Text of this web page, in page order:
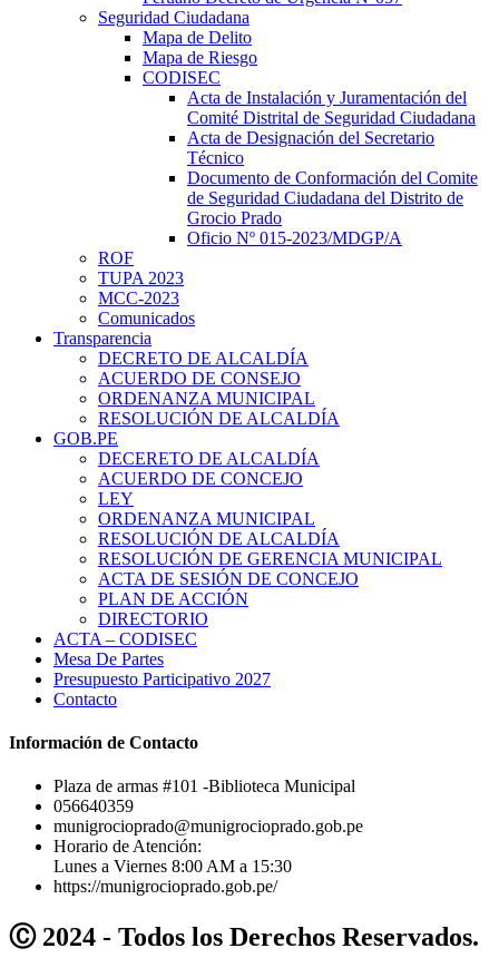
Seguridad Ciudadana
Mapa de Delito
Mapa de Riesgo
CODISEC
Acta de Instalación y Juramentación del
Comité Distrital de Seguridad Ciudadana
Acta de Designación del Secretario
Técnico
Documento de Conformación del Comite
de Seguridad Ciudadana del Distrito de
Grocio Prado
Oficio Nº 015-2023/MDGP/A
ROF
TUPA 2023
MCC-2023
Comunicados
Transparencia
DECRETO DE ALCALDÍA
ACUERDO DE CONSEJO
ORDENANZA MUNICIPAL
RESOLUCIÓN DE ALCALDÍA
GOB.PE
DECERETO DE ALCALDÍA
ACUERDO DE CONCEJO
LEY
ORDENANZA MUNICIPAL
RESOLUCIÓN DE ALCALDÍA
RESOLUCIÓN DE GERENCIA MUNICIPAL
ACTA DE SESIÓN DE CONCEJO
PLAN DE ACCIÓN
DIRECTORIO
ACTA – CODISEC
Mesa De Partes
Presupuesto Participativo 2027
Contacto
Información de Contacto
Plaza de armas #101 -Biblioteca Municipal
056640359
munigrocioprado@munigrocioprado.gob.pe
Horario de Atención:
Lunes a Viernes 8:00 AM a 15:30
https://munigrocioprado.gob.pe/
Ⓒ 2024 - Todos los Derechos Reservados.